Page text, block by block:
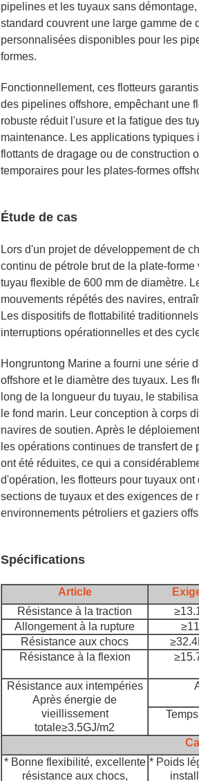
pipelines et les tuyaux sans
standard couvrent une large gamme de
personnalisées disponibles pour les
formes.
Fonctionnellement, ces flotteurs
des pipelines offshore, empêchant une
robuste réduit l'usure et la fatigue des
maintenance. Les applications
flottants de dragage ou de construction
temporaires pour les plates-formes
Étude de cas
Lors d'un projet de développement de
continu de pétrole brut de la plate-
tuyau flexible de 600 mm de diamètre.
mouvements répétés des navires,
Les dispositifs de flottabilité
interruptions opérationnelles et des
Hongruntong Marine a fourni une série
offshore et le diamètre des tuyaux. Les
long de la longueur du tuyau, le
le fond marin. Leur conception à corps
navires de soutien. Après le
les opérations continues de transfert
ont été réduites, ce qui a
d'opération, les flotteurs pour tuyaux
sections de tuyaux et des exigences
environnements pétroliers et gaziers
Spécifications
Article
Résistance à la traction
Allongement à la rupture
Résistance aux chocs
Résistance à la flexion
Résistance aux intempéries
Après énergie de
vieillissement
totale≥3.5GJ/m2
* Bonne flexibilité, excellente
résistance aux chocs,
* Poids